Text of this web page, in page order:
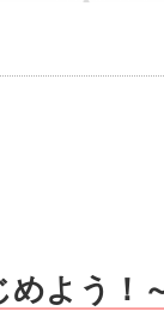
めよう！